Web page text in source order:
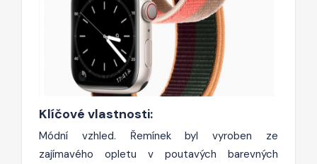
Klíčové vlastnosti:
Módní vzhled. Řemínek byl vyroben ze
zajímavého opletu v poutavých barevných